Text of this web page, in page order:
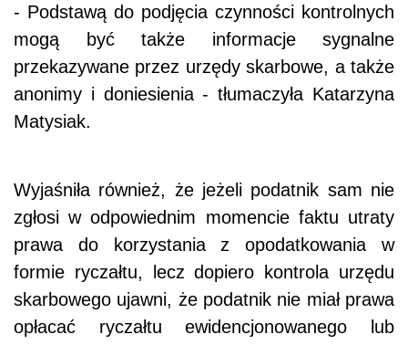
- Podstawą do podjęcia czynności kontrolnych
mogą być także informacje sygnalne
przekazywane przez urzędy skarbowe, a także
anonimy i doniesienia - tłumaczyła Katarzyna
Matysiak.
Wyjaśniła również, że jeżeli podatnik sam nie
zgłosi w odpowiednim momencie faktu utraty
prawa do korzystania z opodatkowania w
formie ryczałtu, lecz dopiero kontrola urzędu
skarbowego ujawni, że podatnik nie miał prawa
opłacać ryczałtu ewidencjonowanego lub